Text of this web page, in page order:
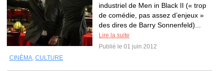
industriel de Men in Black II (« trop
de comédie, pas assez d’enjeux »
des dires de Barry Sonnenfeld)...
Lire la suite
Publié le 01 juin 2012
CINÉMA, CULTURE